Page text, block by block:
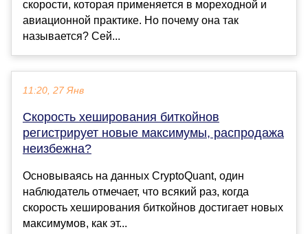
скорости, которая применяется в мореходной и
авиационной практике. Но почему она так
называется? Сей...
11:20, 27 Янв
Скорость хеширования биткойнов
регистрирует новые максимумы, распродажа
неизбежна?
Основываясь на данных CryptoQuant, один
наблюдатель отмечает, что всякий раз, когда
скорость хеширования биткойнов достигает новых
максимумов, как эт...